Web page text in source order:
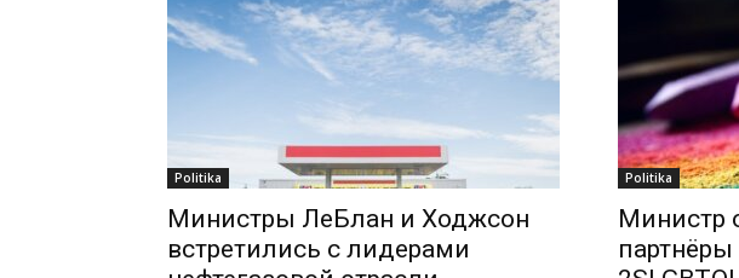
Politika
Министры ЛеБлан и Ходжсон
встретились с лидерами
Politika
Министр